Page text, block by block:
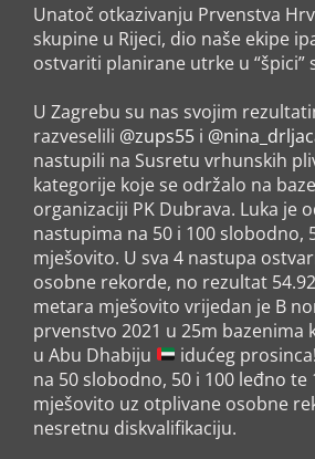
Unatoč otkazivanju Prvenstva
skupine u Rijeci, dio naše ekipe
ostvariti planirane utrke u “špici”
U Zagrebu su nas svojim
razveselili @zups55 i
nastupili na Susretu vrhunskih
kategorije koje se održalo na
organizaciji PK Dubrava. Luka je
nastupima na 50 i 100 slobodno,
mješovito. U sva 4 nastupa
osobne rekorde, no rezultat
metara mješovito vrijedan je B
prvenstvo 2021 u 25m bazenima
u Abu Dhabiju
idućeg
na 50 slobodno, 50 i 100 leđno te
mješovito uz otplivane osobne
nesretnu diskvalifikaciju.